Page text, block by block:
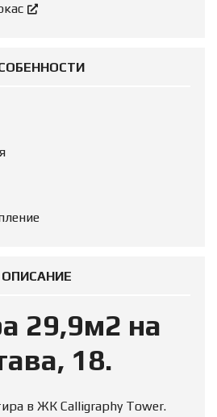
ОПИСАНИЕ
29,9м2 на
18.
в ЖК Calligraphy Tower.